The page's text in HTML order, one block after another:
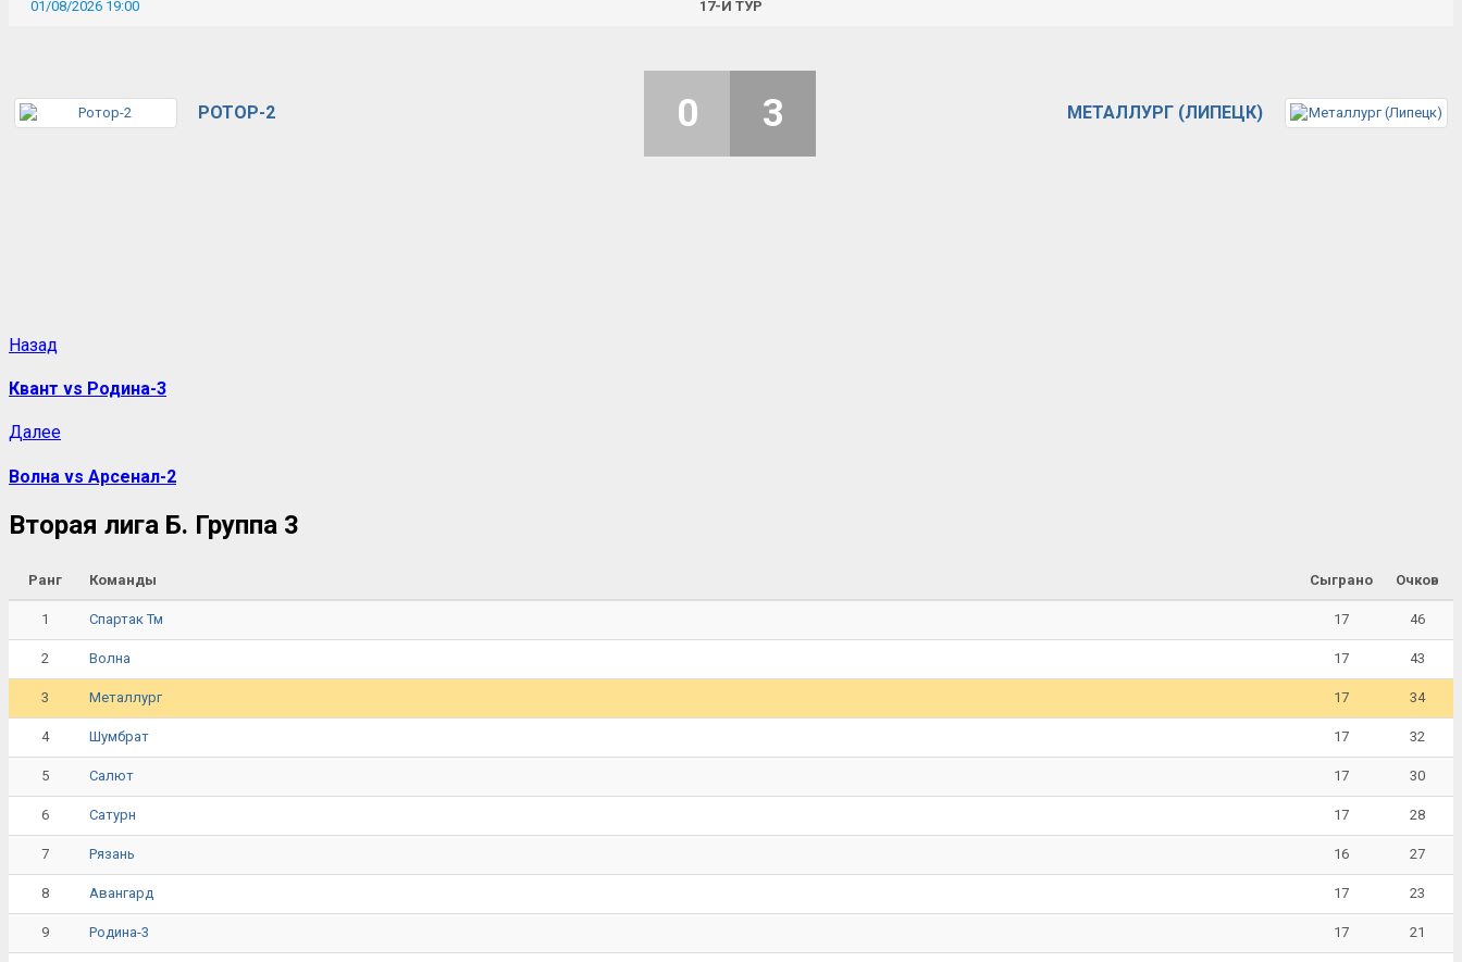
01/08/2026 19:00 17-Й ТУР
РОТОР-2 МЕТАЛЛУРГ (ЛИПЕЦК)
0 3
Назад
Квант vs Родина-3
Далее
Волна vs Арсенал-2
Вторая лига Б. Группа 3
Ранг Команды Сыграно Очков
1 Спартак Тм 17 46
2 Волна 17 43
3 Металлург 17 34
4 Шумбрат 17 32
5 Салют 17 30
6 Сатурн 17 28
7 Рязань 16 27
8 Авангард 17 23
9 Родина-3 17 21